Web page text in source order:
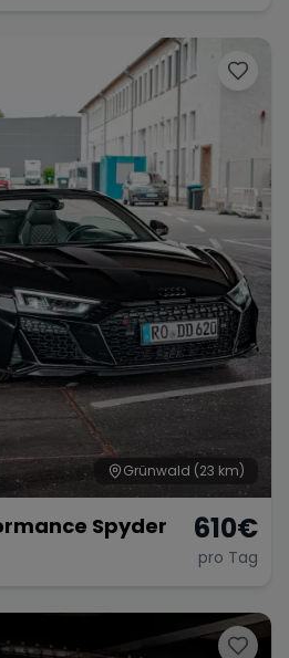
Grünwald (23 km)
Spyder 610€
pro Tag